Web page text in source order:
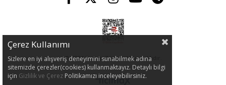
© 2024 Guitar. Tüm hakları saklıdır.
Çerez Kullanımı
Sizlere en iyi alışveriş deneyimini sunabilmek adına
sitemizde çerezler(cookies) kullanmaktayız. Detaylı bilgi
için Gizlilik ve Çerez Politikamızı inceleyebilirsiniz.